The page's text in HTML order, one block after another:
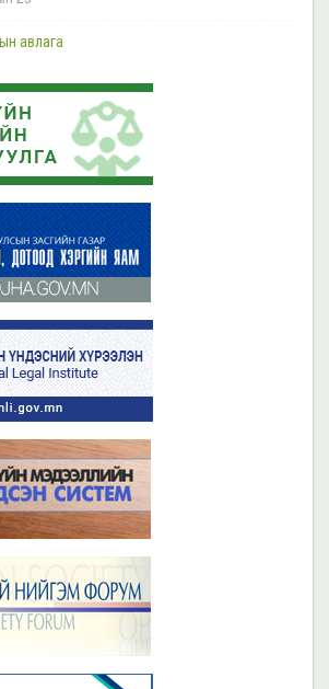
Саттертуэйтыг хүлээн авч уулзлаа
сургалтын платформ /elearn.nli.gov.mn/ -д
жагсаалттай танилцана уу
02
авлага
хөтөлбөр
21